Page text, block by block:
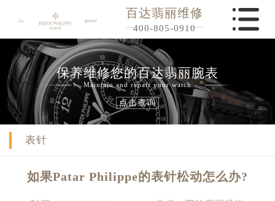
百达翡丽维修
400-805-0910
保养维修您的百达翡丽腕表
Maintain and repair your watch
点击查询
表针
如果Patar Philippe的表针松动怎么办?